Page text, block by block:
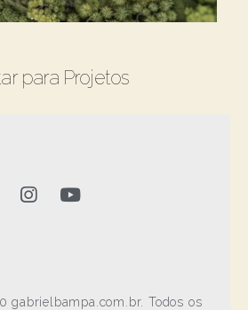
para Projetos
gabrielbampa.com.br. Todos os